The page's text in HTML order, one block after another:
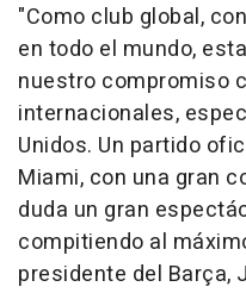
"Como club global,
en todo el mundo,
nuestro compromiso
internacionales,
Unidos. Un partido
Miami, con una gran
duda un gran
compitiendo al
presidente del Barça,